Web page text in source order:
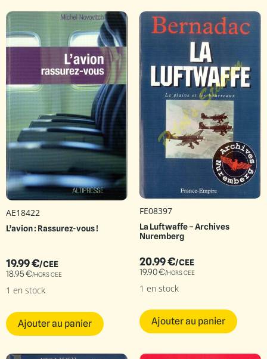
AE18422
L’avion : Rassurez-vous !
19.99€/CEE
18.95€/HORS CEE
1 en stock
Ajouter au panier
FE08397
La Luftwaffe – Archives
Nuremberg
20.99€/CEE
19.90€/HORS CEE
1 en stock
Ajouter au panier